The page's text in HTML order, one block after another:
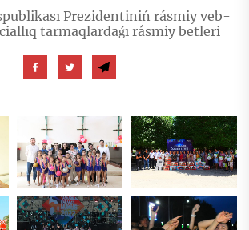
Prezidentiniń rásmiy veb-
tarmaqlardaǵı rásmiy betleri